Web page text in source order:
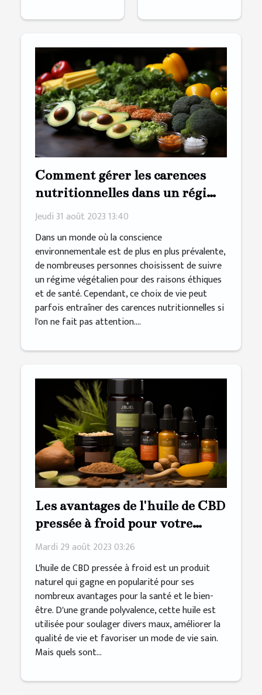
Comment gérer les carences
nutritionnelles dans un régime
végétalien
Jeudi 31 août 2023 13:40
Dans un monde où la conscience
environnementale est de plus en plus prévalente,
de nombreuses personnes choisissent de suivre
un régime végétalien pour des raisons éthiques
et de santé. Cependant, ce choix de vie peut
parfois entraîner des carences nutritionnelles si
l'on ne fait pas attention....
Les avantages de l'huile de CBD
pressée à froid pour votre
bien-être
Mardi 29 août 2023 03:26
L'huile de CBD pressée à froid est un produit
naturel qui gagne en popularité pour ses
nombreux avantages pour la santé et le bien-
être. D'une grande polyvalence, cette huile est
utilisée pour soulager divers maux, améliorer la
qualité de vie et favoriser un mode de vie sain.
Mais quels sont...